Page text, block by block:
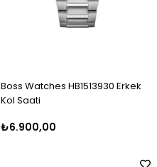
Boss Watches HB1513930 Erkek
Kol Saati
₺6.900,00